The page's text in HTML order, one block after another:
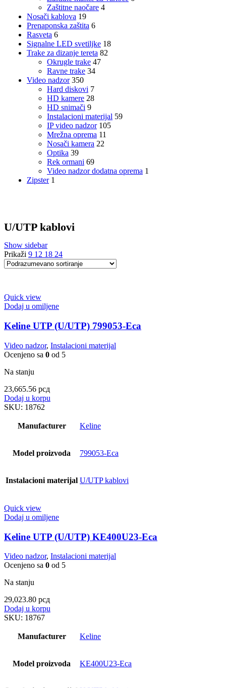
Zaštitne naočare 4
Nosači kablova 19
Prenaponska zaštita 6
Rasveta 6
Signalne LED svetiljke 18
Trake za dizanje tereta 82
Okrugle trake 47
Ravne trake 34
Video nadzor 350
Hard diskovi 7
HD kamere 28
HD snimači 9
Instalacioni materijal 59
IP video nadzor 105
Mrežna oprema 11
Nosači kamera 22
Optika 39
Rek ormani 69
Video nadzor dodatna oprema 1
Zipster 1
U/UTP kablovi
Show sidebar
Prikaži 9 12 18 24
Quick view
Dodaj u omiljene
Keline UTP (U/UTP) 799053-Eca
Video nadzor, Instalacioni materijal
Ocenjeno sa 0 od 5
Na stanju
23,665.56 рсд
Dodaj u korpu
SKU: 18762
Manufacturer Keline
Model proizvoda 799053-Eca
Instalacioni materijal U/UTP kablovi
Quick view
Dodaj u omiljene
Keline UTP (U/UTP) KE400U23-Eca
Video nadzor, Instalacioni materijal
Ocenjeno sa 0 od 5
Na stanju
29,023.80 рсд
Dodaj u korpu
SKU: 18767
Manufacturer Keline
Model proizvoda KE400U23-Eca